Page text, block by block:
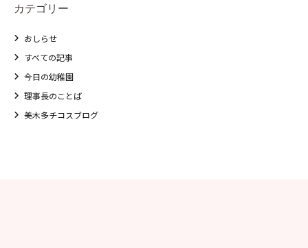
カテゴリー
おしらせ
すべての記事
今日の幼稚園
理事長のことば
美木多チコスブログ